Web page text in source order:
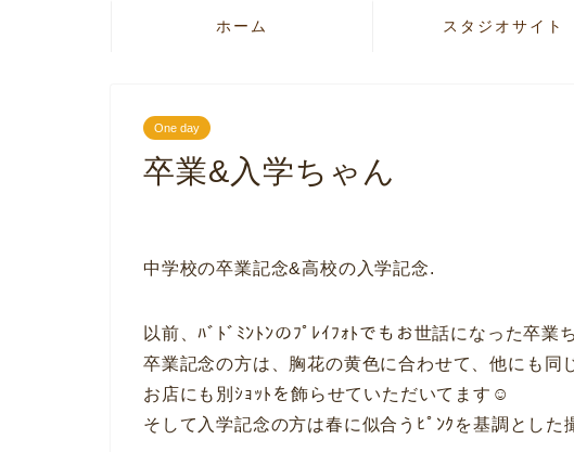
ホーム スタジオサイト
One day
卒業&入学ちゃん
中学校の卒業記念&高校の入学記念.
以前、ﾊﾞﾄﾞﾐﾝﾄﾝのﾌﾟﾚｲﾌｫﾄでもお世話になった卒業
卒業記念の方は、胸花の黄色に合わせて、他にも同
お店にも別ｼｮｯﾄを飾らせていただいてます☺︎
そして入学記念の方は春に似合うﾋﾟﾝｸを基調とした